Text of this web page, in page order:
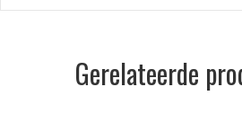
Gerelateerde